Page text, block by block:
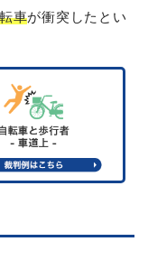
車が衝突したとい